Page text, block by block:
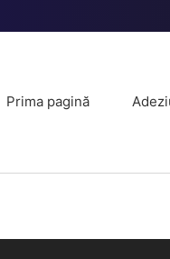
Prima pagină